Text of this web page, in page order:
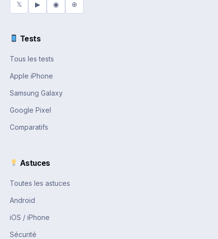
𝕏 ▶ ◉ ⊕
Tests
Tous les tests
Apple iPhone
Samsung Galaxy
Google Pixel
Comparatifs
Astuces
Toutes les astuces
Android
iOS / iPhone
Sécurité